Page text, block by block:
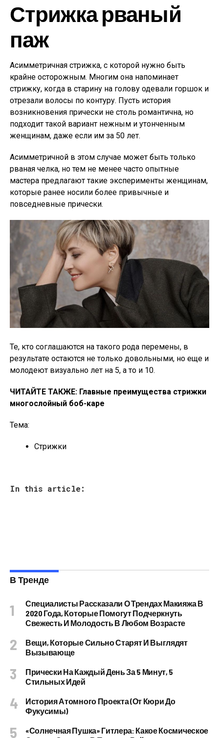
Стрижка рваный
паж
Асимметричная стрижка, с которой нужно быть
крайне осторожным. Многим она напоминает
стрижку, когда в старину на голову одевали горшок и
отрезали волосы по контуру. Пусть история
возникновения прически не столь романтична, но
подходит такой вариант нежным и утонченным
женщинам, даже если им за 50 лет.
Асимметричной в этом случае может быть только
рваная челка, но тем не менее часто опытные
мастера предлагают такие эксперименты женщинам,
которые ранее носили более привычные и
повседневные прически.
Те, кто соглашаются на такого рода перемены, в
результате остаются не только довольными, но еще и
молодеют визуально лет на 5, а то и 10.
ЧИТАЙТЕ ТАКЖЕ: Главные преимущества стрижки
многослойный боб-каре
Тема:
Стрижки
In this article:
В Тренде
Специалисты Рассказали О Трендах Макияжа В
2020 Года, Которые Помогут Подчеркнуть
Свежесть И Молодость В Любом Возрасте
Вещи, Которые Сильно Старят И Выглядят
Вызывающе
Прически На Каждый День За 5 Минут, 5
Стильных Идей
История Атомного Проекта (от Кюри До
Фукусимы)
«Солнечная Пушка» Гитлера: Какое Космическое